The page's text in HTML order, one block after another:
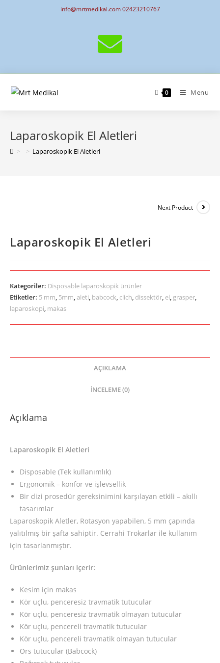
info@mrtmedikal.com 02423210767
0 Menu
Laparoskopik El Aletleri
> > Laparoskopik El Aletleri
Next Product
Laparoskopik El Aletleri
Kategoriler: Disposable laparoskopik ürünler
Etiketler: 5 mm, 5mm,aleti, babcock, clich, dissektör, el, grasper,
laparoskopi, makas
AÇIKLAMA
İNCELEME (0)
Açıklama
Laparoskopik El Aletleri
Disposable (Tek kullanımlık)
Ergonomik – konfor ve işlevsellik
Bir dizi prosedür gereksinimini karşılayan etkili – akıllı
tasarımlar
Laparoskopik Aletler, Rotasyon yapabilen, 5 mm çapında
yalıtılmış bir şafta sahiptir. Cerrahi Trokarlar ile kullanım
için tasarlanmıştır.
Ürünlerimiz şunları içerir:
Kesim için makas
Kör uçlu, penceresiz travmatik tutucular
Kör uçlu, penceresiz travmatik olmayan tutucular
Kör uçlu, pencereli travmatik tutucular
Kör uçlu, pencereli travmatik olmayan tutucular
Örs tutucular (Babcock)